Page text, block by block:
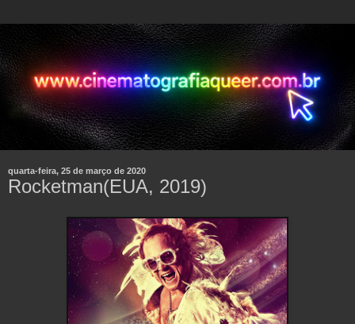
quarta-feira, 25 de março de 2020
Rocketman(EUA, 2019)